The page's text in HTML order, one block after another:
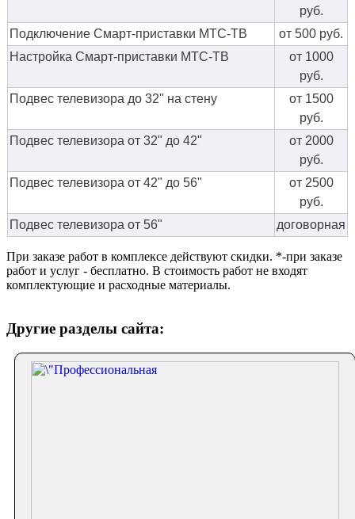
руб.
Подключение Смарт-приставки МТС-ТВ
от 500 руб.
Настройка Смарт-приставки МТС-ТВ
от 1000
руб.
Подвес телевизора до 32" на стену
от 1500
руб.
Подвес телевизора от 32" до 42"
от 2000
руб.
Подвес телевизора от 42" до 56"
от 2500
руб.
Подвес телевизора от 56"
договорная
При заказе работ в комплексе действуют скидки. *-при заказе
работ и услуг - бесплатно. В стоимость работ не входят
комплектующие и расходные материалы.
Другие разделы сайта: